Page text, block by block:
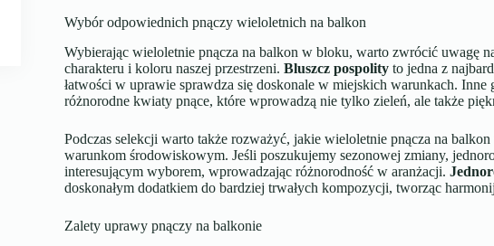
Wybór odpowiednich pnączy wieloletnich na balkon
Wybierając wieloletnie pnącza na balkon w bloku, warto zwrócić uwagę
charakteru i koloru naszej przestrzeni. Bluszcz pospolityto jedna z
łatwości w uprawie sprawdza się doskonale w miejskich warunkach. Inne
różnorodne kwiaty pnące, które wprowadzą nie tylko zieleń, ale także
Podczas selekcji warto także rozważyć, jakie wieloletnie pnącza na
warunkom środowiskowym. Jeśli poszukujemy sezonowej zmiany,
interesującym wyborem, wprowadzając różnorodność w aranżacji.
doskonałym dodatkiem do bardziej trwałych kompozycji, tworząc
Zalety uprawy pnączy na balkonie